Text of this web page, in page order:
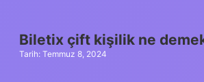
HIZLI
Biletix çift kişilik ne
Tarih: Temmuz 8, 2024